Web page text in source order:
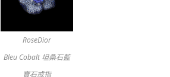
RoseDior
Bleu Cobalt 坦桑石藍
寶石戒指